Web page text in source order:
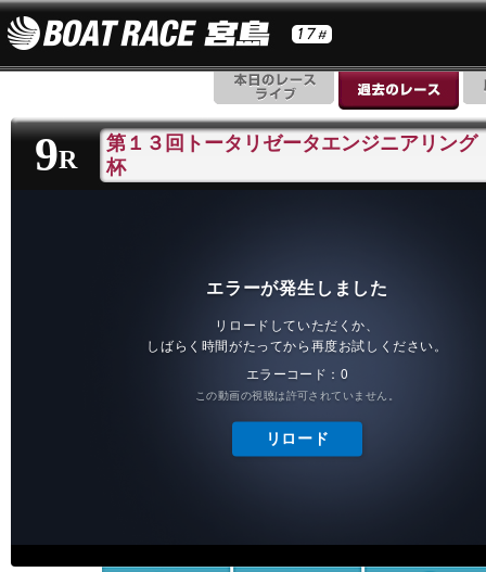
9 R
第１３回トータリゼータエンジニアリング
杯